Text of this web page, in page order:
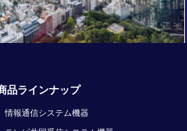
品ラインナップ
情報通信システム機器